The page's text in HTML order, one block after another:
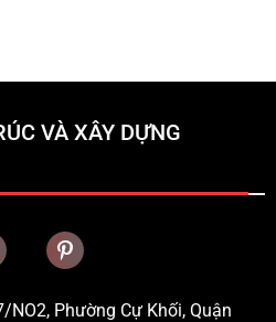
VÀ XÂY DỰNG
NO2, Phường Cự Khối, Quận